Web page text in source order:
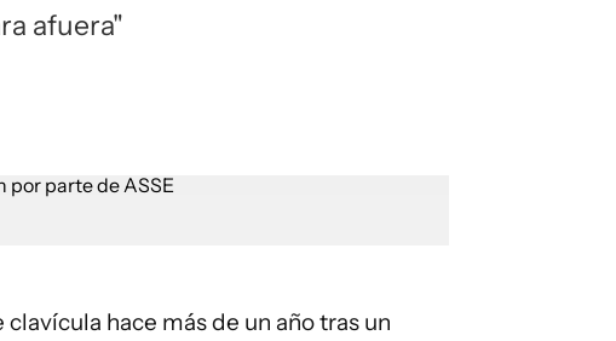
afuera"
hace más de un año tras un